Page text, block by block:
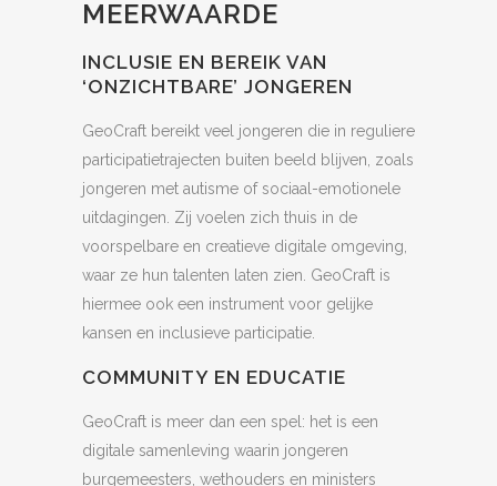
MEERWAARDE
INCLUSIE EN BEREIK VAN
‘ONZICHTBARE’ JONGEREN
GeoCraft bereikt veel jongeren die in reguliere
participatietrajecten buiten beeld blijven, zoals
jongeren met autisme of sociaal-emotionele
uitdagingen. Zij voelen zich thuis in de
voorspelbare en creatieve digitale omgeving,
waar ze hun talenten laten zien. GeoCraft is
hiermee ook een instrument voor gelijke
kansen en inclusieve participatie.
COMMUNITY EN EDUCATIE
GeoCraft is meer dan een spel: het is een
digitale samenleving waarin jongeren
burgemeesters, wethouders en ministers